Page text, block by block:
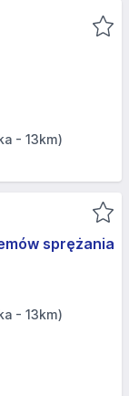
- 13km)
sprężania
- 13km)